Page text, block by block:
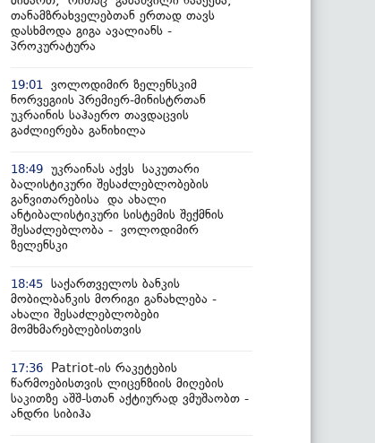
თანამზრახველებთან ერთად თავს
დასხმოდა გიგა ავალიანს -
პროკურატურა
19:01
ვოლოდიმირ ზელენსკიმ
ნორვეგიის პრემიერ-მინისტრთან
უკრაინის საჰაერო თავდაცვის
გაძლიერება განიხილა
18:49 უკრაინას აქვს საკუთარი
ბალისტიკური შესაძლებლობების
განვითარებისა და ახალი
ანტიბალისტიკური სისტემის შექმნის
შესაძლებლობა - ვოლოდიმირ
ზელენსკი
18:45 საქართველოს ბანკის
მობილბანკის მორიგი განახლება -
ახალი შესაძლებლობები
მომხმარებლებისთვის
17:36
Patriot-ის რაკეტების
წარმოებისთვის ლიცენზიის მიღების
საკითზე აშშ-სთან აქტიურად ვმუშაობთ -
ანდრი სიბიჰა